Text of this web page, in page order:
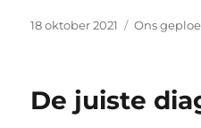
Geplaatst
18 oktober 2021 Ons
De juiste